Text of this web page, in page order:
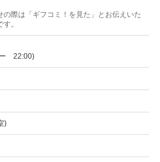
際は「ギフコミ！を見た」とお伝えいた
。
ー 22:00)
)